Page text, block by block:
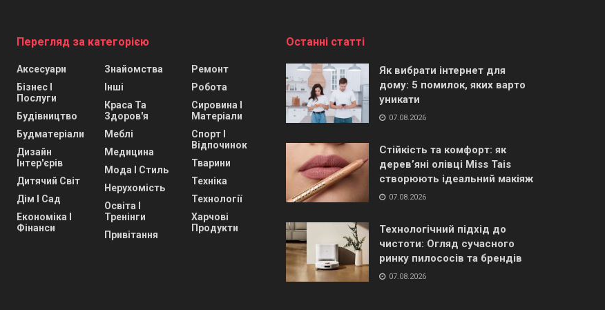
Перегляд за категорією
Аксесуари
Бізнес І
Послуги
Будівництво
Будматеріали
Дизайн
Інтер'єрів
Дитячий Світ
Дім І Сад
Економіка І
Фінанси
Знайомства
Інші
Краса Та
Здоров'я
Меблі
Медицина
Мода І Стиль
Нерухомість
Освіта І
Тренінги
Привітання
Ремонт
Робота
Сировина І
Матеріали
Спорт І
Відпочинок
Тварини
Техніка
Технології
Харчові
Продукти
Останні статті
Як вибрати інтернет для
дому: 5 помилок, яких варто
уникати
07.08.2026
Стійкість та комфорт: як
дерев’яні олівці Miss Tais
створюють ідеальний макіяж
07.08.2026
Технологічний підхід до
чистоти: Огляд сучасного
ринку пилососів та брендів
07.08.2026